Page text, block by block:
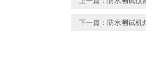
下一篇： 防水测试机